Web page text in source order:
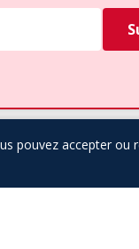
pouvez accepter ou